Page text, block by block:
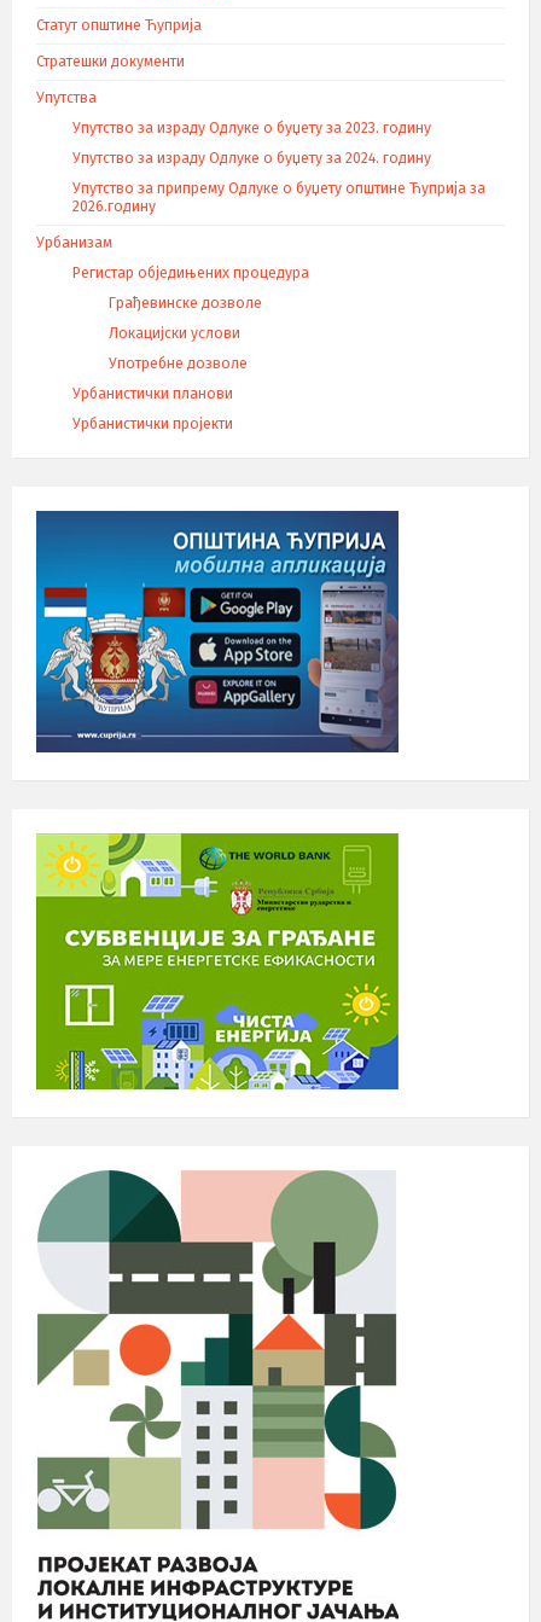
Статут општине Ћуприја
Стратешки документи
Упутства
Упутство за израду Одлуке о буџету за 2023. годину
Упутство за израду Одлуке о буџету за 2024. годину
Упутство за припрему Одлуке о буџету општине Ћуприја за
2026.годину
Урбанизам
Регистар обједињених процедура
Грађевинске дозволе
Локацијски услови
Употребне дозволе
Урбанистички планови
Урбанистички пројекти